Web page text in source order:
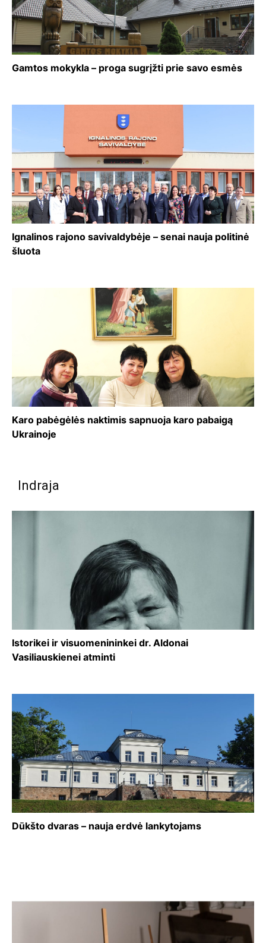
Gamtos mokykla – proga sugrįžti prie savo esmės
Ignalinos rajono savivaldybėje – senai nauja politinė
šluota
Karo pabėgėlės naktimis sapnuoja karo pabaigą
Ukrainoje
Indraja
Istorikei ir visuomenininkei dr. Aldonai
Vasiliauskienei atminti
Dūkšto dvaras – nauja erdvė lankytojams